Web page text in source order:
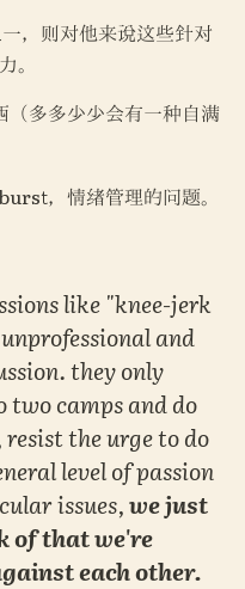
。
多多少少会有一种自满
，情绪管理的问题。
like "knee-jerk
and
they only
two camps and do
the urge to do
level of passion
issues, we just
of that we're
each other.